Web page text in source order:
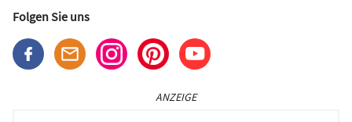
Folgen Sie uns
ANZEIGE